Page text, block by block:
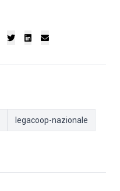
legacoop-nazionale